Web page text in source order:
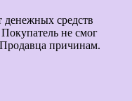
денежных средств
не смог
причинам.